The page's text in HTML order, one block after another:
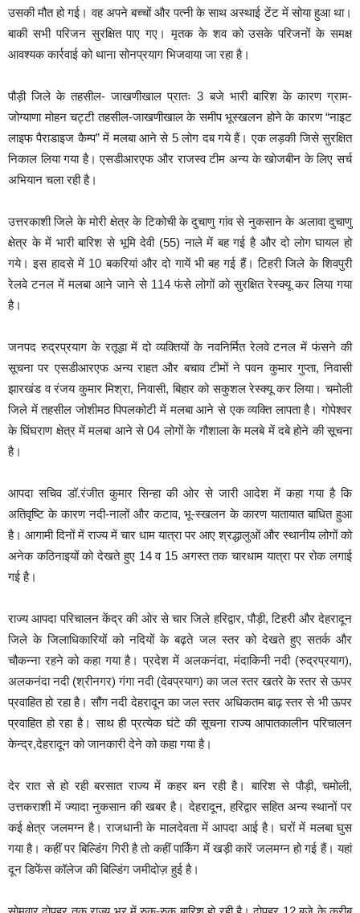
उसकी मौत हो गई। वह अपने बच्चों और पत्नी के साथ अस्थाई टेंट में सोया हुआ था।
बाकी सभी परिजन सुरक्षित पाए गए। मृतक के शव को उसके परिजनों के समक्ष
आवश्यक कार्रवाई को थाना सोनप्रयाग भिजवाया जा रहा है।
पौड़ी जिले के तहसील- जाखणीखाल प्रातः 3 बजे भारी बारिश के कारण ग्राम-
जोग्याणा मोहन चट्टी तहसील-जाखणीखाल के समीप भूस्खलन होने के कारण “नाइट
लाइफ पैराडाइज कैम्प” में मलबा आने से 5 लोग दब गये हैं। एक लड़की जिसे सुरक्षित
निकाल लिया गया है। एसडीआरएफ और राजस्व टीम अन्य के खाेजबीन के लिए सर्च
अभियान चला रही है।
उत्तरकाशी जिले के मोरी क्षेत्र के टिकोची के दुचाणु गांव से नुकसान के अलावा दुचाणु
क्षेत्र के में भारी बारिश से भूमि देवी (55) नाले में बह गई है और दो लोग घायल हो
गये। इस हादसे में 10 बकरियां और दो गायें भी बह गई हैं। टिहरी जिले के शिवपुरी
रेलवे टनल में मलबा आने जाने से 114 फंसे लोगों को सुरक्षित रेस्क्यू कर लिया गया
है।
जनपद रुद्रप्रयाग के रतूड़ा में दो व्यक्तियों के नवनिर्मित रेलवे टनल में फंसने की
सूचना पर एसडीआरएफ अन्य राहत और बचाव टीमों ने पवन कुमार गुप्ता, निवासी
झारखंड व रंजय कुमार मिश्रा, निवासी, बिहार को सकुशल रेस्क्यू कर लिया। चमोली
जिले में तहसील जोशीमठ पिपलकोटी में मलबा आने से एक व्यक्ति लापता है। गाेपेश्वर
के घिंघराण क्षेत्र में मलबा आने से 04 लोगों के गौशाला के मलबे में दबे होने की सूचना
है।
आपदा सचिव डॉ.रंजीत कुमार सिन्हा की ओर से जारी आदेश में कहा गया है कि
अतिवृष्टि के कारण नदी-नालों और कटाव, भू-स्खलन के कारण यातायात बाधित हुआ
है। आगामी दिनों में राज्य में चार धाम यात्रा पर आए श्रद्धालुओं और स्थानीय लोगों को
अनेक कठिनाइयों को देखते हुए 14 व 15 अगस्त तक चारधाम यात्रा पर रोक लगाई
गई है।
राज्य आपदा परिचालन केंद्र की ओर से चार जिले हरिद्वार, पौड़ी, टिहरी और देहरादून
जिले के जिलाधिकारियों को नदियों के बढ़ते जल स्तर को देखते हुए सतर्क और
चौकन्ना रहने को कहा गया है। प्रदेश में अलकनंदा, मंदाकिनी नदी (रुद्रप्रयाग),
अलकनंदा नदी (श्रीनगर) गंगा नदी (देवप्रयाग) का जल स्तर खतरे के स्तर से ऊपर
प्रवाहित हो रहा है। सौंग नदी देहरादून का जल स्तर अधिकतम बाढ़ स्तर से भी ऊपर
प्रवाहित हो रहा है। साथ ही प्रत्येक घंटे की सूचना राज्य आपातकालीन परिचालन
केन्द्र,देहरादून को जानकारी देने को कहा गया है।
देर रात से हो रही बरसात राज्य में कहर बन रही है। बारिश से पौड़ी, चमोली,
उत्तकराशी में ज्यादा नुकसान की खबर है। देहरादून, हरिद्वार सहित अन्य स्थानों पर
कई क्षेत्र जलमग्न है। राजधानी के मालदेवता में आपदा आई है। घरों में मलबा घुस
गया है। कहीं पर बिल्डिंग गिरी है तो कहीं पार्किंग में खड़ी कारें जलमग्न हो गई हैं। यहां
दून डिफेंस कॉलेज की बिल्डिंग जमीदोज़ हुई है।